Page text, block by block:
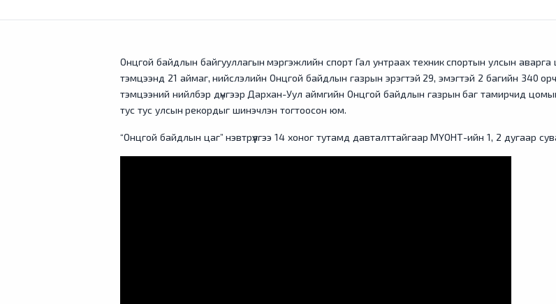
Онцгой байдлын байгууллагын мэргэжлийн спорт Гал унтраах техник спортын улсын аварга
тэмцээнд 21 аймаг, нийслэлийн Онцгой байдлын газрын эрэгтэй 29, эмэгтэй 2 багийн 340
тэмцээний нийлбэр дүнгээр Дархан-Уул аймгийн Онцгой байдлын газрын баг тамирчид
тус тус улсын рекордыг шинэчлэн тогтоосон юм.
“Онцгой байдлын цаг” нэвтрүүлгээ 14 хоног тутамд давталттайгаар МҮОНТ-ийн 1, 2 дугаар